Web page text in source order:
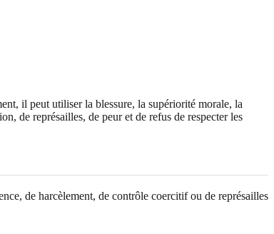
il peut utiliser la blessure, la supériorité morale, la
de représailles, de peur et de refus de respecter les
de harcèlement, de contrôle coercitif ou de représailles